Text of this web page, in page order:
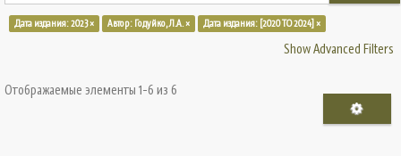
Дата издания: 2023 × Автор: Годуйко, Л.А. × Дата издания: [2020 TO 2024] ×
Show Advanced Filters
Отображаемые элементы 1-6 из 6